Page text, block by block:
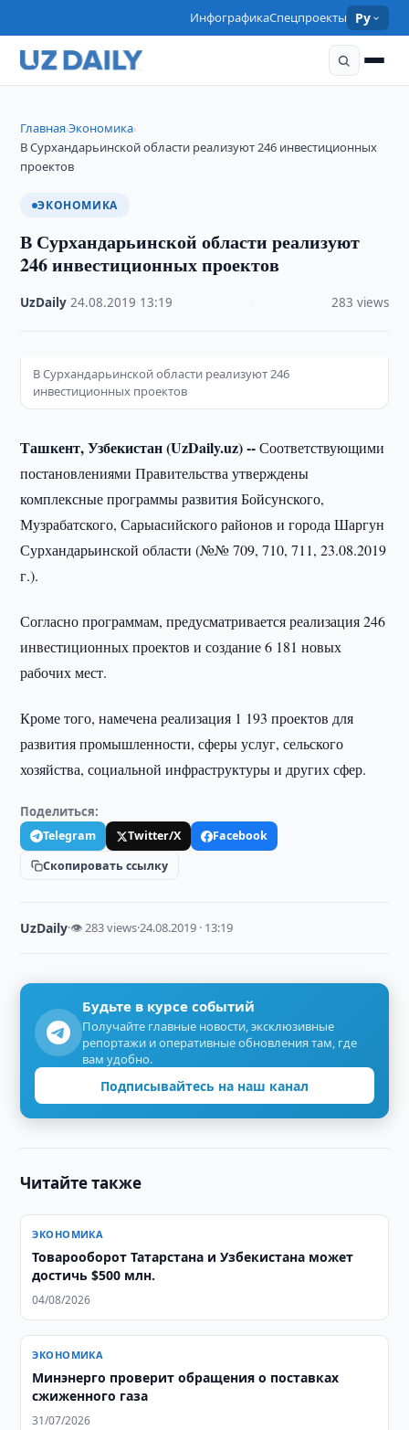
ИнфографикаСпецпроекты Ру
Главная›Экономика›
В Сурхандарьинской области реализуют 246 инвестиционных
проектов
ЭКОНОМИКА
В Сурхандарьинской области реализуют
246 инвестиционных проектов
UzDaily ·24.08.2019 13:19 283 views
В Сурхандарьинской области реализуют 246
инвестиционных проектов
Ташкент, Узбекистан (UzDaily.uz) --Соответствующими
постановлениями Правительства утверждены
комплексные программы развития Бойсунского,
Музрабатского, Сарыасийского районов и города Шаргун
Сурхандарьинской области (№№ 709, 710, 711, 23.08.2019
г.).
Согласно программам, предусматривается реализация 246
инвестиционных проектов и создание 6 181 новых
рабочих мест.
Кроме того, намечена реализация 1 193 проектов для
развития промышленности, сферы услуг, сельского
хозяйства, социальной инфраструктуры и других сфер.
Поделиться:
Telegram Twitter/X
Facebook
Скопировать ссылку
UzDaily·👁 283 views·24.08.2019 · 13:19
Будьте в курсе событий
Получайте главные новости, эксклюзивные
репортажи и оперативные обновления там, где
вам удобно.
Подписывайтесь на наш канал
Читайте также
ЭКОНОМИКА
Товарооборот Татарстана и Узбекистана может
достичь $500 млн.
04/08/2026
ЭКОНОМИКА
Минэнерго проверит обращения о поставках
сжиженного газа
31/07/2026